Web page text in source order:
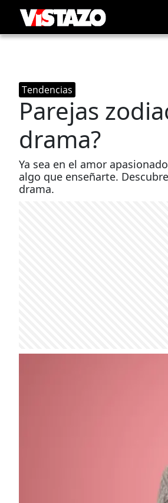
Tendencias
Parejas
drama?
Ya sea en el amor
algo que enseñarte.
drama.